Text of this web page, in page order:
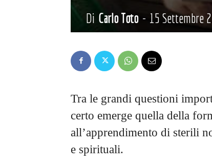
Di Carlo Toto - 15 Settembre
Tra le grandi questioni
certo emerge quella della
all’apprendimento di sterili
e spirituali.